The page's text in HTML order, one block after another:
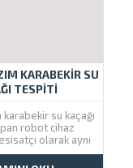
KARABEKIR SU
TESPITI
karabekir su kaçağı
robot cihaz
olarak aynı
servis hizmeti
Çözüm Tesisat